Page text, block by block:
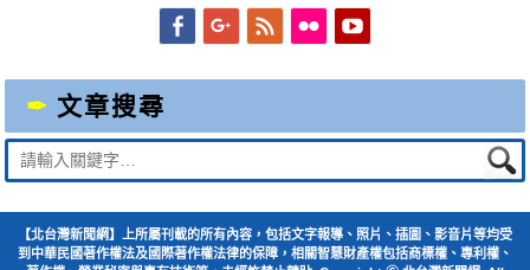
FacebookGoogleplus
Feed Flickr
文章搜尋
Suche
nach:
【北台灣新聞網】上所屬刊載的所有內容，包括文字報導、照片、插圖、影音片等均受
到中華民國著作權法及國際著作權法律的保障，相關智慧財產權包括商標權、專利權、